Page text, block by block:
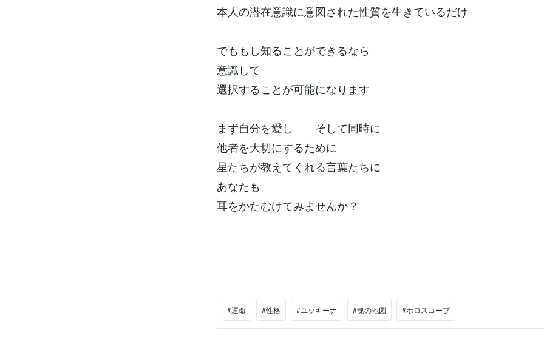
本人の潜在意識に意図された性質を生きているだけ
でももし知ることができるなら
意識して
選択することが可能になります
まず自分を愛し そして同時に
他者を大切にするために
星たちが教えてくれる言葉たちに
あなたも
耳をかたむけてみませんか？
#運命 #性格 #ユッキーナ #魂の地図 #ホロスコープ